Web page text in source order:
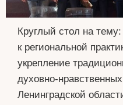
Круглый стол на
к региональной
укрепление
духовно-
Ленинградской